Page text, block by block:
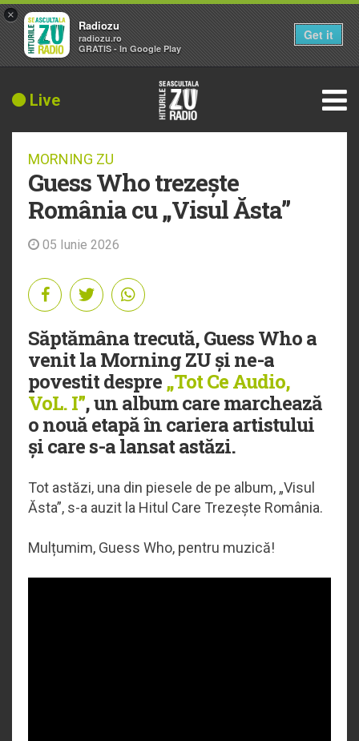
Live
MORNING ZU
Guess Who trezește
România cu „Visul Ăsta”
05 Iunie 2026
Săptămâna trecută, Guess Who a
venit la Morning ZU și ne-a
povestit despre „Tot Ce Audio,
VoL. I”, un album care marchează
o nouă etapă în cariera artistului
și care s-a lansat astăzi.
Tot astăzi, una din piesele de pe album, „Visul
Ăsta”, s-a auzit la Hitul Care Trezește România.
Mulțumim, Guess Who, pentru muzică!
×
Radiozu
radiozu.ro
GRATIS - In Google Play
Get it